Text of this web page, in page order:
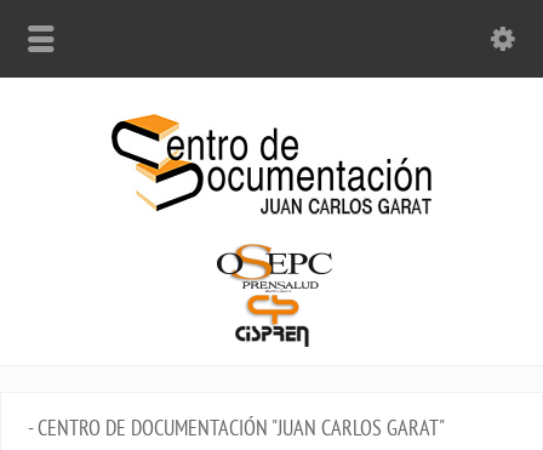
- CENTRO DE DOCUMENTACIÓN "JUAN CARLOS GARAT"